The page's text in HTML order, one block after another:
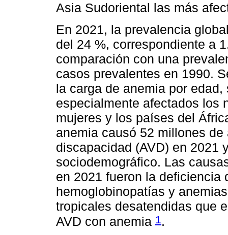
Asia Sudoriental las más
En 2021, la prevalencia
del 24 %, correspondiente a
comparación con una
casos prevalentes en 1990.
la carga de anemia por
especialmente afectados los
mujeres y los países del
anemia causó 52 millones
discapacidad (AVD) en 2021
sociodemográfico. Las
en 2021 fueron la deficiencia
hemoglobinopatías y
tropicales desatendidas que
AVD con anemia 1 .